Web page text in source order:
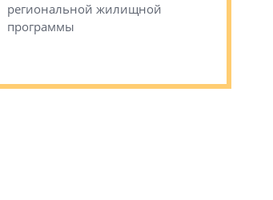
региональной жилищной
программы